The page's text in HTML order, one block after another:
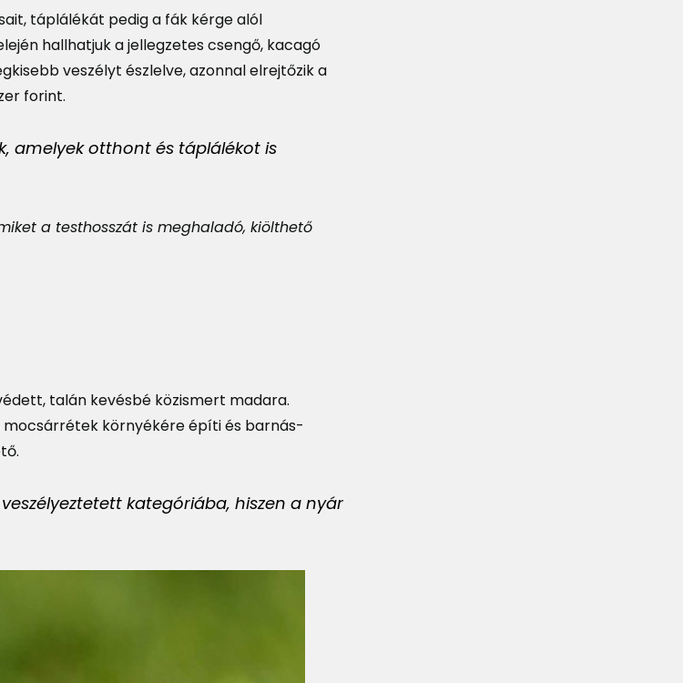
táplálékát pedig a fák kérge alól
hallhatjuk a jellegzetes csengő, kacagó
veszélyt észlelve, azonnal elrejtőzik a
forint.
amelyek otthont és táplálékot is
a testhosszát is meghaladó, kiölthető
talán kevésbé közismert madara.
mocsárrétek környékére építi és barnás-
kategóriába, hiszen a nyár